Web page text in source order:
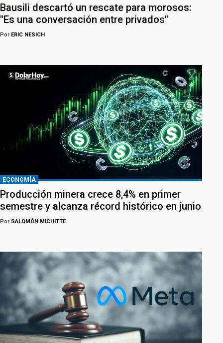
Bausili descartó un rescate para morosos:
"Es una conversación entre privados"
Por ERIC NESICH
ECONOMÍA
Producción minera crece 8,4% en primer
semestre y alcanza récord histórico en junio
Por SALOMÓN MICHITTE